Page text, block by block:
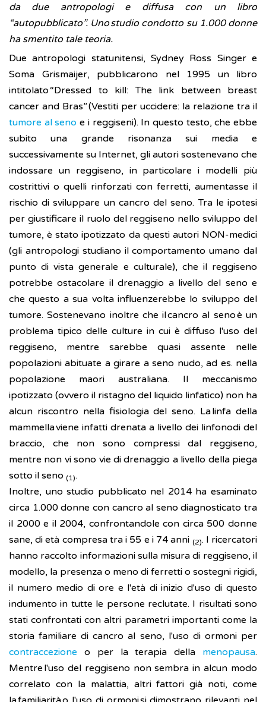
da due antropologi e diffusa con un libro
“autopubblicato”. Uno studio condotto su 1.000 donne
ha smentito tale teoria.
Due antropologi statunitensi, Sydney Ross Singer e
Soma Grismaijer, pubblicarono nel 1995 un libro
intitolato “Dressed to kill: The link between breast
cancer and Bras” (Vestiti per uccidere: la relazione tra il
tumore al seno e i reggiseni). In questo testo, che ebbe
subito una grande risonanza sui media e
successivamente su Internet, gli autori sostenevano che
indossare un reggiseno, in particolare i modelli più
costrittivi o quelli rinforzati con ferretti, aumentasse il
rischio di sviluppare un cancro del seno. Tra le ipotesi
per giustificare il ruolo del reggiseno nello sviluppo del
tumore, è stato ipotizzato da questi autori NON-medici
(gli antropologi studiano il comportamento umano dal
punto di vista generale e culturale), che il reggiseno
potrebbe ostacolare il drenaggio a livello del seno e
che questo a sua volta influenzerebbe lo sviluppo del
tumore. Sostenevano inoltre che il cancro al seno è un
problema tipico delle culture in cui è diffuso l'uso del
reggiseno, mentre sarebbe quasi assente nelle
popolazioni abituate a girare a seno nudo, ad es. nella
popolazione maori australiana. Il meccanismo
ipotizzato (ovvero il ristagno del liquido linfatico) non ha
alcun riscontro nella fisiologia del seno. La linfa della
mammella viene infatti drenata a livello dei linfonodi del
braccio, che non sono compressi dal reggiseno,
mentre non vi sono vie di drenaggio a livello della piega
sotto il seno (1).
Inoltre, uno studio pubblicato nel 2014 ha esaminato
circa 1.000 donne con cancro al seno diagnosticato tra
il 2000 e il 2004, confrontandole con circa 500 donne
sane, di età compresa tra i 55 e i 74 anni (2). I ricercatori
hanno raccolto informazioni sulla misura di reggiseno, il
modello, la presenza o meno di ferretti o sostegni rigidi,
il numero medio di ore e l'età di inizio d'uso di questo
indumento in tutte le persone reclutate. I risultati sono
stati confrontati con altri parametri importanti come la
storia familiare di cancro al seno, l'uso di ormoni per
contraccezione o per la terapia della menopausa.
Mentre l'uso del reggiseno non sembra in alcun modo
correlato con la malattia, altri fattori già noti, come